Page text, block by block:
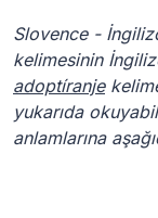
Slovence -
kelimesinin
adoptíranje
yukarıda
anlamlarına